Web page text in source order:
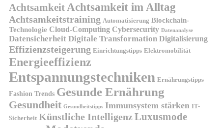
AchtsamkeitAchtsamkeit im Alltag
Achtsamkeitstraining Automatisierung Blockchain-
Technologie Cloud-Computing Cybersecurity Datenanalyse
Datensicherheit Digitale Transformation Digitalisierung
Effizienzsteigerung Einrichtungstipps Elektromobilität
Energieeffizienz
Entspannungstechniken Ernährungstipps
Fashion Trends Gesunde Ernährung
Gesundheit Gesundheitstipps Immunsystem stärken IT-
Sicherheit Künstliche IntelligenzLuxusmode